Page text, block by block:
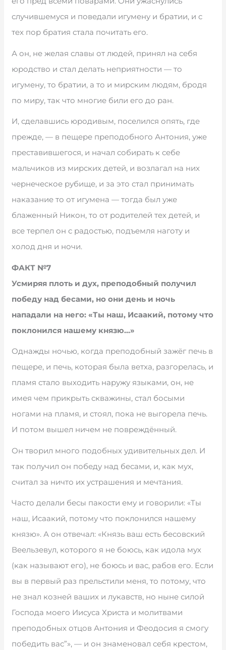
случившемуся и поведали игумену и братии, и с
тех пор братия стала почитать его.
А он, не желая славы от людей, принял на себя
юродство и стал делать неприятности — то
игумену, то братии, а то и мирским людям, бродя
по миру, так что многие били его до ран.
И, сделавшись юродивым, поселился опять, где
прежде, — в пещере преподобного Антония, уже
преставившегося, и начал собирать к себе
мальчиков из мирских детей, и возлагал на них
чернеческое рубище, и за это стал принимать
наказание то от игумена — тогда был уже
блаженный Никон, то от родителей тех детей, и
все терпел он с радостью, подъемля наготу и
холод дня и ночи.
ФАКТ №7
Усмиряя плоть и дух, преподобный получил
победу над бесами, но они день и ночь
нападали на него: «Ты наш, Исаакий, потому что
поклонился нашему князю…»
Однажды ночью, когда преподобный зажёг печь в
пещере, и печь, которая была ветха, разгорелась, и
пламя стало выходить наружу языками, он, не
имея чем прикрыть скважины, стал босыми
ногами на пламя, и стоял, пока не выгорела печь.
И потом вышел ничем не повреждённый.
Он творил много подобных удивительных дел. И
так получил он победу над бесами, и, как мух,
считал за ничто их устрашения и мечтания.
Часто делали бесы пакости ему и говорили: «Ты
наш, Исаакий, потому что поклонился нашему
князю». А он отвечал: «Князь ваш есть бесовский
Веельзевул, которого я не боюсь, как идола мух
(как называют его), не боюсь и вас, рабов его. Если
вы в первый раз прельстили меня, то потому, что
не знал козней ваших и лукавств, но ныне силой
Господа моего Иисуса Христа и молитвами
преподобных отцов Антония и Феодосия я смогу
победить вас”», — и он знаменовал себя крестом,